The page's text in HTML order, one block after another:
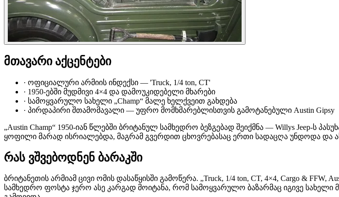
მთავარი აქცენტები
· ოფიციალური არმიის ინდექსი — 'Truck, 1/4 ton, CT'
· 1950-ებში მუდმივი 4×4 და დამოუკიდებელი მხარები
· სამოყვარულო სახელი „Champ“ მალე ხელქვეით გახდება
· პირდაპირი შთამომავალი — უფრო მომხმარებლისთვის გამოტანებული Austin Gipsy
„Austin Champ“ 1950-იან წლებში ბრიტანულ სამხედრო ბეზგებად შეიქმნა — Willys Jeep-ს
ყოფილი მარად ისრიალებდა, მაგრამ გვერდით ცხოვრებასაც ერთი სადაცღა უნდოდა და
რას ვშვებოდნენ ბარაკში
ბრიტანეთის არმიამ ცივი ომის დასაწყისში გამოწერა. „Truck, 1/4 ton, CT, 4×4, Cargo &
სამხედრო ფოსტა ჯერო ასე კარგად მოიტანა, რომ სამოყვარულო ბაზარმაც იგივე